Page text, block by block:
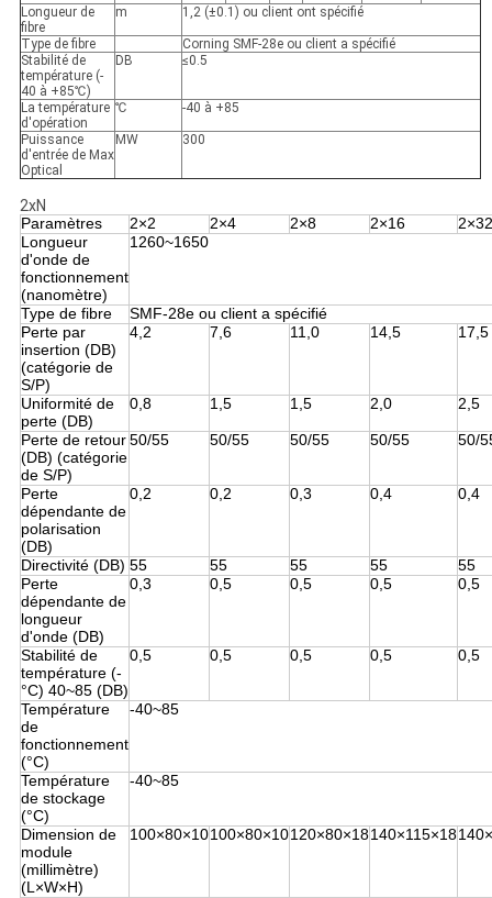
Longueur de
fibre
m 1,2 (±0.1) ou client ont spécifié
Type de fibre
Corning SMF-28e ou client a spécifié
Stabilité de
température (-
40 à +85℃)
DB ≤0.5
La température
d'opération
℃ -40 à +85
Puissance
d'entrée de Max
Optical
MW 300
2xN
Paramètres
2×2 2×4 2×8 2×16
2×32
Longueur
d'onde de
fonctionnement
(nanomètre)
1260~1650
Type de fibre
SMF-28e ou client a spécifié
Perte par
insertion (DB)
(catégorie de
S/P)
4,2 7,6 11,0 14,5 17,5
Uniformité de
perte (DB)
0,8 1,5 1,5 2,0 2,5
Perte de retour
(DB) (catégorie
de S/P)
50/55 50/55 50/55 50/55 50/
Perte
dépendante de
polarisation
(DB)
0,2 0,2 0,3 0,4 0,4
Directivité (DB) 55 55 55 55
55
Perte
dépendante de
longueur
d'onde (DB)
0,3 0,5 0,5 0,5 0,5
Stabilité de
température (-
°C) 40~85 (DB)
0,5 0,5 0,5 0,5 0,5
Température
de
fonctionnement
(°C)
-40~85
Température
de stockage
(°C)
-40~85
Dimension de
module
(millimètre)
(L×W×H)
100×80×10100×80×10120×80×18140×115×18